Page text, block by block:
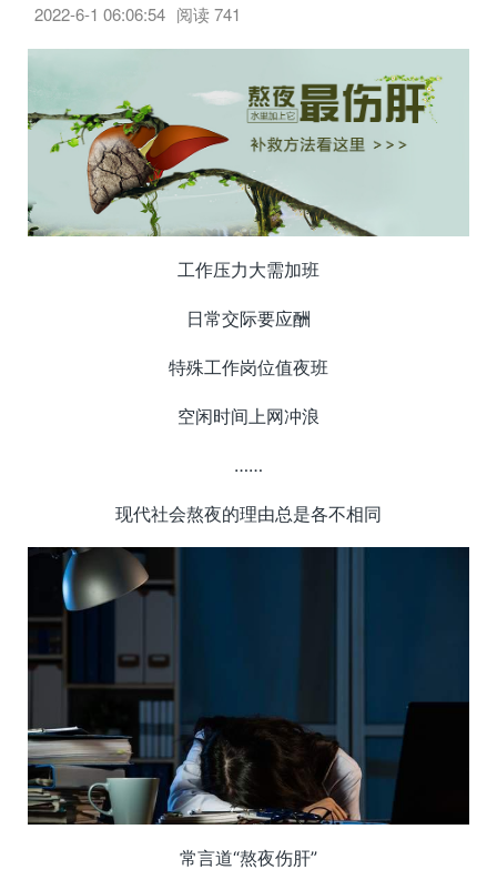
2022-6-1 06:06:54 阅读741
工作压力大需加班
日常交际要应酬
特殊工作岗位值夜班
空闲时间上网冲浪
……
现代社会熬夜的理由总是各不相同
常言道“熬夜伤肝”